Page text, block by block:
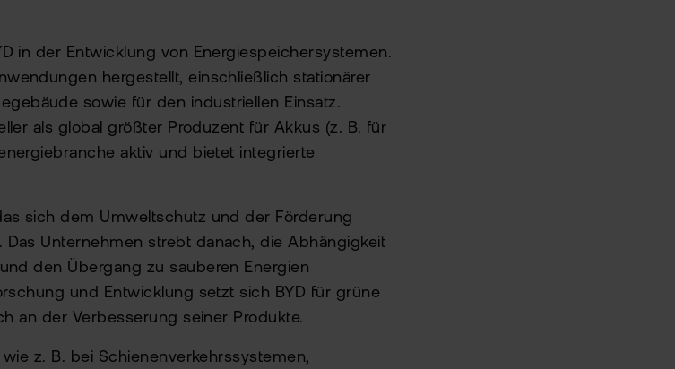
in der Entwicklung von Energiespeichersystemen.
hergestellt, einschließlich stationärer
sowie für den industriellen Einsatz.
als global größter Produzent für Akkus (z. B. für
aktiv und bietet integrierte
sich dem Umweltschutz und der Förderung
Unternehmen strebt danach, die Abhängigkeit
den Übergang zu sauberen Energien
und Entwicklung setzt sich BYD für grüne
an der Verbesserung seiner Produkte.
z. B. bei Schienenverkehrssystemen,